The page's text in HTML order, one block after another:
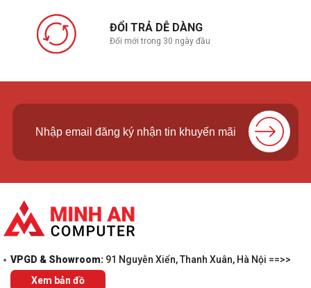
ĐỔI TRẢ DỄ DÀNG
Đổi mới trong 30 ngày đầu
VPGD & Showroom: 91 Nguyễn Xiển, Thanh Xuân, Hà Nội ==>>
Xem bản đồ